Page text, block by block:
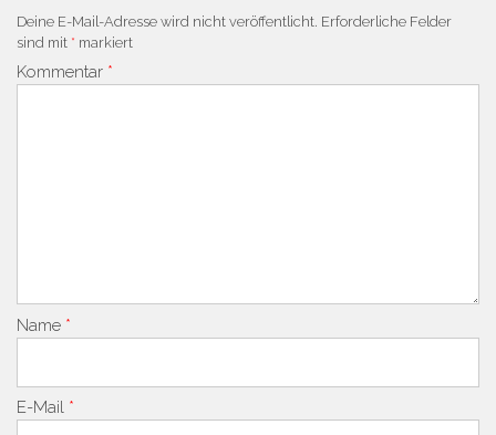
Deine E-Mail-Adresse wird nicht veröffentlicht. Erforderliche Felder
sind mit * markiert
Kommentar *
Name *
E-Mail *